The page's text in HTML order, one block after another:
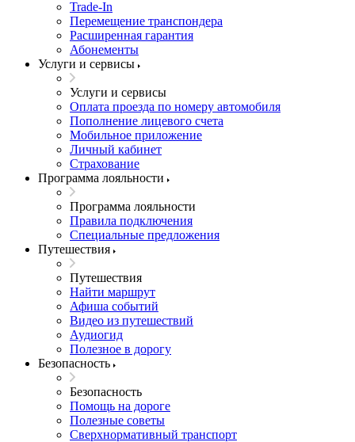
Trade-In
Перемещение транспондера
Расширенная гарантия
Абонементы
Услуги и сервисы
Услуги и сервисы
Оплата проезда по номеру автомобиля
Пополнение лицевого счета
Мобильное приложение
Личный кабинет
Страхование
Программа лояльности
Программа лояльности
Правила подключения
Специальные предложения
Путешествия
Путешествия
Найти маршрут
Афиша событий
Видео из путешествий
Аудиогид
Полезное в дорогу
Безопасность
Безопасность
Помощь на дороге
Полезные советы
Сверхнормативный транспорт